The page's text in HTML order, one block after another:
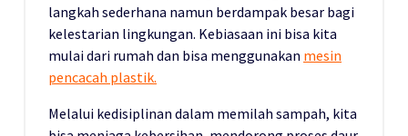
langkah sederhana namun berdampak besar bagi
kelestarian lingkungan. Kebiasaan ini bisa kita
mulai dari rumah dan bisa menggunakan mesin
pencacah plastik.
Melalui kedisiplinan dalam memilah sampah, kita